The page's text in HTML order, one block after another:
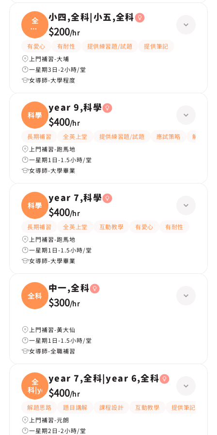
全
科|
小五
小四,全科|小五,全科
$200/hr
有愛心 有耐性 提供練習題/試題
提供筆記
上門補習-大埔
一星期3日-2小時/堂
女導師-大學程度
科學
year 9,科學
$400/hr
長期補習 全英上堂 提供練習題/試題 應試策略
解題思路
上門補習-跑馬地
一星期1日-1.5小時/堂
女導師-大學畢業
科學
year 7,科學
$400/hr
長期補習 全英上堂 互動教學 有愛心
有耐性
上門補習-跑馬地
一星期1日-1.5小時/堂
女導師-大學畢業
全科
中一,全科
$300/hr
上門補習-黃大仙
一星期1日-1.5小時/堂
女導師-全職補習
全
科|ye
year 7,全科|year 6,全科
$400/hr
解題思路 題目講解 課程設計 互動教學 提供筆記
上門補習-元朗
一星期2日-2小時/堂